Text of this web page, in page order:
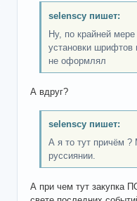
selenscy пишет:
Ну, по крайней
установки шрифтов
не оформлял
А вдруг?
selenscy пишет:
А я то тут причём ?
руссиянии.
А при чем тут закупка